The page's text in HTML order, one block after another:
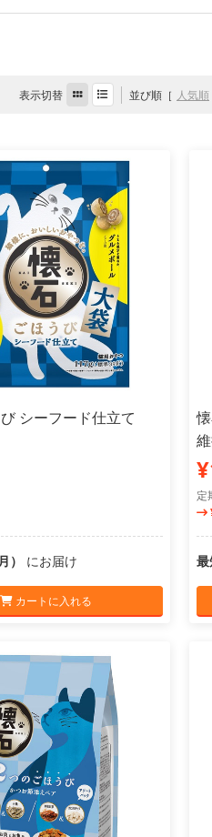
表示切替 並び順 人気順
シーフード仕立て
） にお届け
カートに入れる
定
最